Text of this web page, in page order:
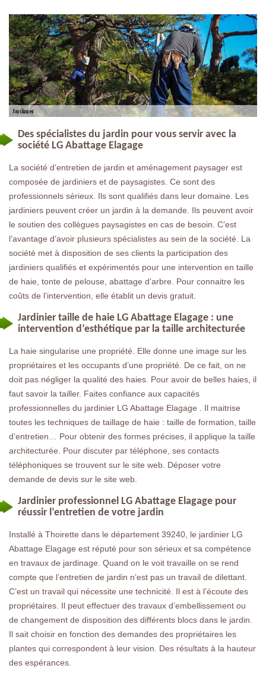
Des spécialistes du jardin pour vous servir avec la
société LG Abattage Elagage
La société d’entretien de jardin et aménagement paysager est
composée de jardiniers et de paysagistes. Ce sont des
professionnels sérieux. Ils sont qualifiés dans leur domaine. Les
jardiniers peuvent créer un jardin à la demande. Ils peuvent avoir
le soutien des collègues paysagistes en cas de besoin. C’est
l’avantage d’avoir plusieurs spécialistes au sein de la société. La
société met à disposition de ses clients la participation des
jardiniers qualifiés et expérimentés pour une intervention en taille
de haie, tonte de pelouse, abattage d’arbre. Pour connaitre les
coûts de l’intervention, elle établit un devis gratuit.
Jardinier taille de haie LG Abattage Elagage : une
intervention d’esthétique par la taille architecturée
La haie singularise une propriété. Elle donne une image sur les
propriétaires et les occupants d’une propriété. De ce fait, on ne
doit pas négliger la qualité des haies. Pour avoir de belles haies, il
faut savoir la tailler. Faites confiance aux capacités
professionnelles du jardinier LG Abattage Elagage . Il maitrise
toutes les techniques de taillage de haie : taille de formation, taille
d’entretien… Pour obtenir des formes précises, il applique la taille
architecturée. Pour discuter par téléphone, ses contacts
téléphoniques se trouvent sur le site web. Déposer votre
demande de devis sur le site web.
Jardinier professionnel LG Abattage Elagage pour
réussir l’entretien de votre jardin
Installé à Thoirette dans le département 39240, le jardinier LG
Abattage Elagage est réputé pour son sérieux et sa compétence
en travaux de jardinage. Quand on le voit travaille on se rend
compte que l’entretien de jardin n’est pas un travail de dilettant.
C’est un travail qui nécessite une technicité. Il est à l’écoute des
propriétaires. Il peut effectuer des travaux d’embellissement ou
de changement de disposition des différents blocs dans le jardin.
Il sait choisir en fonction des demandes des propriétaires les
plantes qui correspondent à leur vision. Des résultats à la hauteur
des espérances.